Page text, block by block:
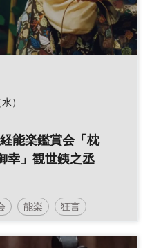
）
能楽鑑賞会「枕
幸」観世銕之丞
能楽 狂言